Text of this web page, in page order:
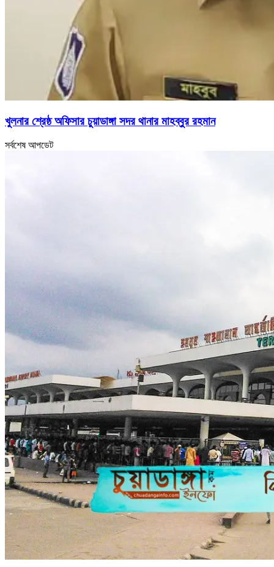
খুলনার শ্রেষ্ঠ অফিসার চুয়াডাঙ্গা সদর থানার মাহব্বুর রহমান
সর্বশেষ আপডেট